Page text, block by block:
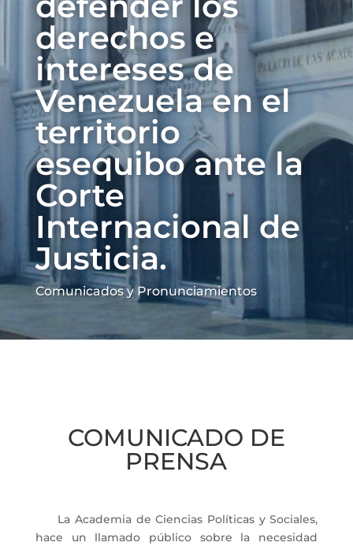
derechos e
intereses de
Venezuela en el
territorio
esequibo ante la
Corte
Internacional de
Justicia.
Comunicados y Pronunciamientos
COMUNICADO DE
PRENSA
La Academia de Ciencias Políticas y Sociales,
hace un llamado público sobre la necesidad